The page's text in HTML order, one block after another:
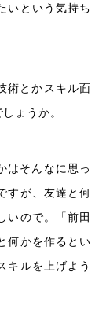
いという気持ち
術とかスキル面
ょうか。
はそんなに思っ
すが、友達と何
いので。「前田
何かを作るとい
キルを上げよう